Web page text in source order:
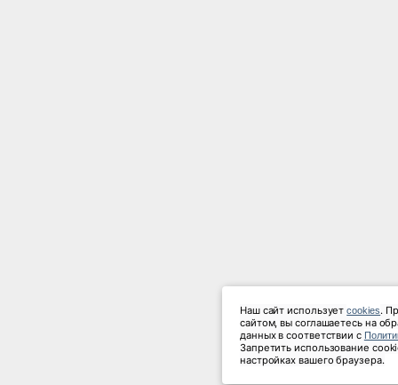
Наш сайт использует cookies.
сайтом, вы соглашаетесь на
данных в соответствии с
Запретить использование
настройках вашего браузера.